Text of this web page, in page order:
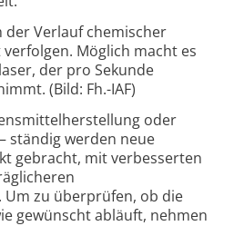
der Verlauf chemischer
Möglich macht es
der pro Sekunde
(Bild: Fh.-IAF)
oder
ständig werden neue
gebracht, mit verbesserten
Um zu überprüfen, ob die
gewünscht abläuft, nehmen